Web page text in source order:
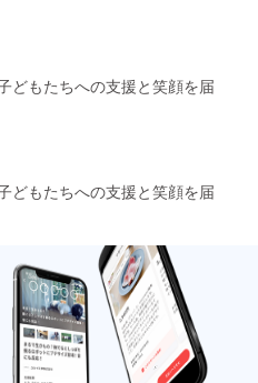
どもたちへの支援と笑顔を届
どもたちへの支援と笑顔を届